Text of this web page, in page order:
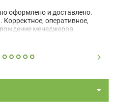
оформлено и доставлено.
Корректное, оперативное,
менеджеров.